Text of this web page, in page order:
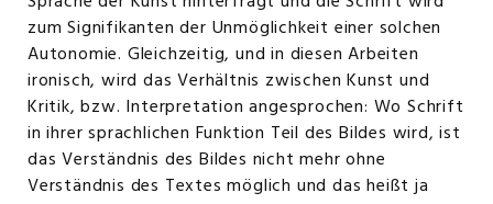
zum Signifikanten der Unmöglichkeit einer solchen
Autonomie. Gleichzeitig, und in diesen Arbeiten
ironisch, wird das Verhältnis zwischen Kunst und
Kritik, bzw. Interpretation angesprochen: Wo Schrift
in ihrer sprachlichen Funktion Teil des Bildes wird, ist
das Verständnis des Bildes nicht mehr ohne
Verständnis des Textes möglich und das heißt ja